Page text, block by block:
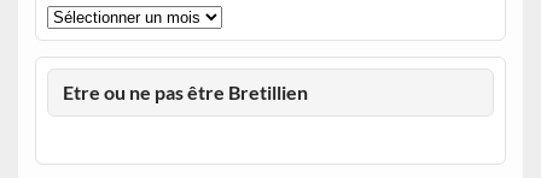
Archives
Etre ou ne pas être Bretillien